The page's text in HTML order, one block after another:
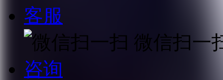
客服
微信扫一
咨询